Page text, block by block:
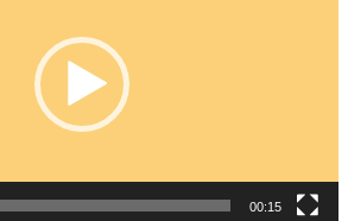
00:15